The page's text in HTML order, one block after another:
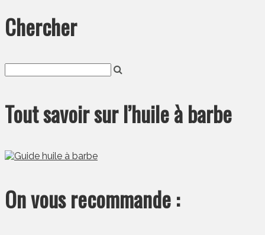
Chercher
Tout savoir sur l’huile à barbe
On vous recommande :